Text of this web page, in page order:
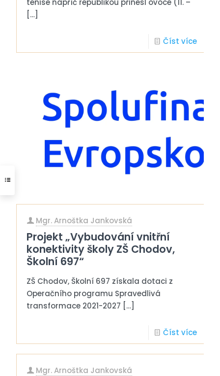
tenise napříč republikou přinesl ovoce (11. –
[…]
Číst více
Mgr. Arnoštka Jankovská
Projekt „Vybudování vnitřní
konektivity školy ZŠ Chodov,
Školní 697“
ZŠ Chodov, Školní 697 získala dotaci z
Operačního programu Spravedlivá
transformace 2021-2027 […]
Číst více
Mgr. Arnoštka Jankovská